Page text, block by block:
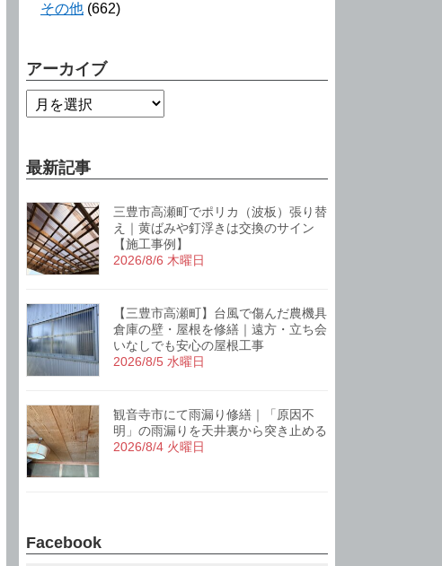
その他 (662)
アーカイブ
最新記事
三豊市高瀬町でポリカ（波板）張り替
え｜黄ばみや釘浮きは交換のサイン
【施工事例】
2026/8/6 木曜日
【三豊市高瀬町】台風で傷んだ農機具
倉庫の壁・屋根を修繕｜遠方・立ち会
いなしでも安心の屋根工事
2026/8/5 水曜日
観音寺市にて雨漏り修繕｜「原因不
明」の雨漏りを天井裏から突き止める
2026/8/4 火曜日
Facebook